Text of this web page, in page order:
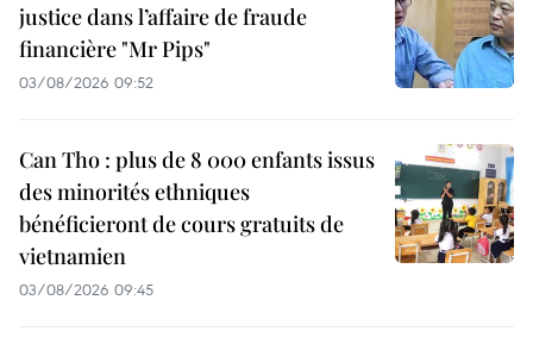
justice dans l’affaire de fraude
financière "Mr Pips"
03/08/2026 09:52
Can Tho : plus de 8 000 enfants issus
des minorités ethniques
bénéficieront de cours gratuits de
vietnamien
03/08/2026 09:45